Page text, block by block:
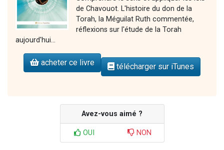
de Chavouot. L'histoire du don de la
Torah, la Méguilat Ruth commentée,
réflexions sur l'étude de la Torah
aujourd'hui...
acheter ce livre télécharger sur iTunes
Avez-vous aimé ?
OUI NON